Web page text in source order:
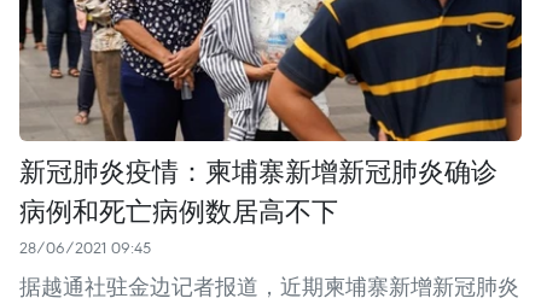
新冠肺炎疫情：柬埔寨新增新冠肺炎确诊
病例和死亡病例数居高不下
28/06/2021 09:45
据越通社驻金边记者报道，近期柬埔寨新增新冠肺炎